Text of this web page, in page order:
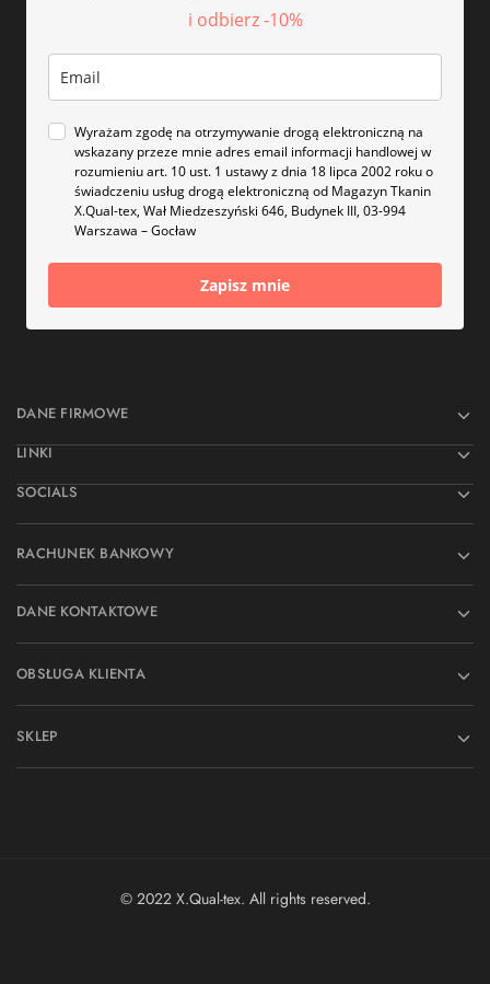
i odbierz -10%
Wyrażam zgodę na otrzymywanie drogą elektroniczną na
wskazany przeze mnie adres email informacji handlowej w
rozumieniu art. 10 ust. 1 ustawy z dnia 18 lipca 2002 roku o
świadczeniu usług drogą elektroniczną od Magazyn Tkanin
X.Qual-tex, Wał Miedzeszyński 646, Budynek III, 03-994
Warszawa – Gocław
Zapisz mnie
DANE FIRMOWE
LINKI
SOCIALS
RACHUNEK BANKOWY
DANE KONTAKTOWE
OBSŁUGA KLIENTA
SKLEP
© 2022 X.Qual-tex. All rights reserved.